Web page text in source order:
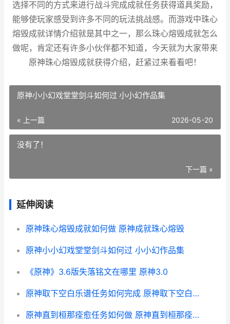
选择不同的方式来进行战斗完成成就任务获得道具奖励，
能够使玩家感受到许多不同的玩法挑战感。而游戏中珠心
熔毁成就详情介绍就是其中之一，那么珠心熔毁成就怎么
做呢，肯定还有许多小伙伴都不知道，今天就为大家带来
原神珠心熔毁成就获得介绍，赶紧过来看看吧！
原神小小幻戏堂堂剑斗如何过 小小幻作品集
« 上一篇 2026-05-20
没有了！
下一篇 »
延伸阅读
原神珠心熔毁成就如何做 原神成就珠心熔毁
原神小小幻戏堂堂剑斗如何过 小小幻作品集
《原神》3.6版失落铭文在哪里 原神3.0
原神取下空白乐谱任务如何完成 原神取下空白乐谱
原神直到桓那痊愈任务如何做 原神直到桓那痊愈任务通关流程